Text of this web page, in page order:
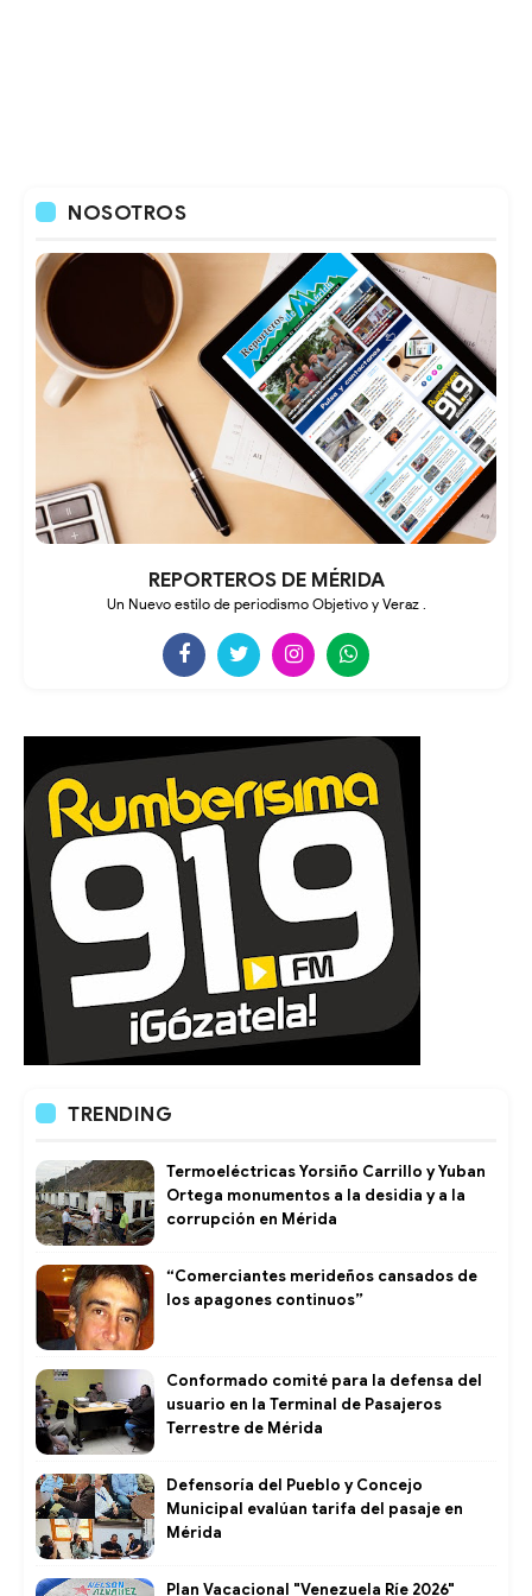
NOSOTROS
REPORTEROS DE MÉRIDA
Un Nuevo estilo de periodismo Objetivo y Veraz .
TRENDING
Termoeléctricas Yorsiño Carrillo y Yuban
Ortega monumentos a la desidia y a la
corrupción en Mérida
“Comerciantes merideños cansados de
los apagones continuos”
Conformado comité para la defensa del
usuario en la Terminal de Pasajeros
Terrestre de Mérida
Defensoría del Pueblo y Concejo
Municipal evalúan tarifa del pasaje en
Mérida
Plan Vacacional "Venezuela Ríe 2026"